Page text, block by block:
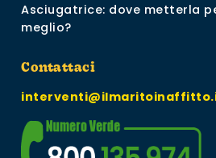
Asciugatrice: dove metterla
meglio?
Contattaci